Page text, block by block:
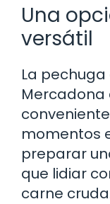
Una
versátil
La
Mercadona
momentos
preparar
que lidiar
carne